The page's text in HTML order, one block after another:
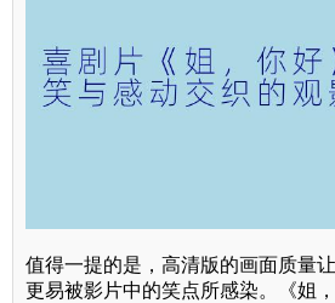
值得一提的是，高清版的画面质量
更易被影片中的笑点所感染。《姐